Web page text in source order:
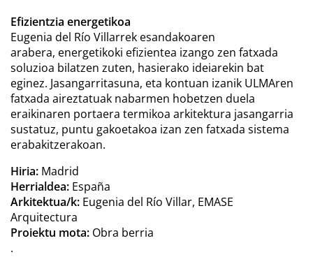
Efizientzia energetikoa
Eugenia del Río Villarrek esandakoaren
arabera, energetikoki efizientea izango zen fatxada
soluzioa bilatzen zuten, hasierako ideiarekin bat
eginez. Jasangarritasuna, eta kontuan izanik ULMAren
fatxada aireztatuak nabarmen hobetzen duela
eraikinaren portaera termikoa arkitektura jasangarria
sustatuz, puntu gakoetakoa izan zen fatxada sistema
erabakitzerakoan.
Hiria: Madrid
Herrialdea: España
Arkitektua/k: Eugenia del Río Villar, EMASE
Arquitectura
Proiektu mota: Obra berria
.